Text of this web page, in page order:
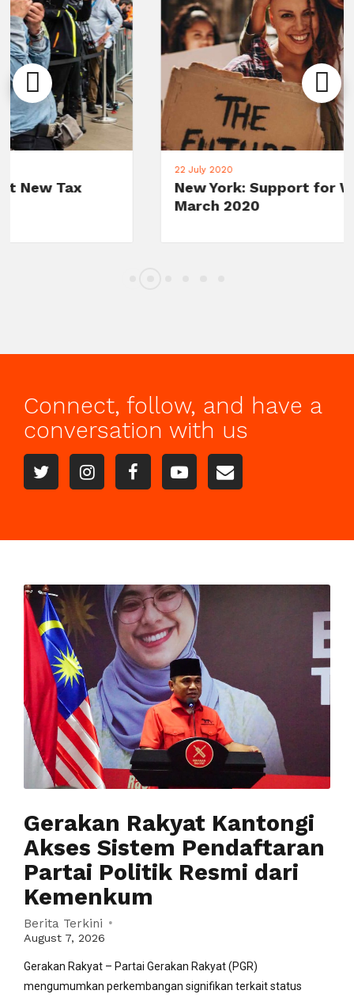
New York: Support for Woman's
Connect, follow, and have a
conversation with us
Gerakan Rakyat Kantongi
Akses Sistem Pendaftaran
Partai Politik Resmi dari
Kemenkum
Berita Terkini
August 7, 2026
Gerakan Rakyat – Partai Gerakan Rakyat (PGR)
mengumumkan perkembangan signifikan terkait status